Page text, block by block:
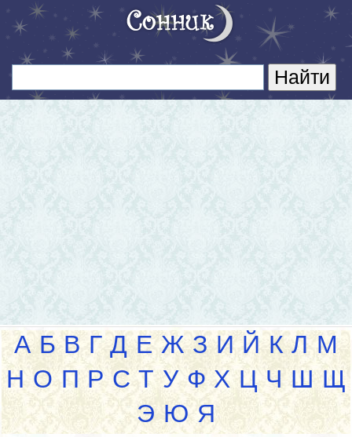
А Б В Г Д Е Ж З И Й К Л М
Н О П Р С Т У Ф Х Ц Ч Ш Щ
Э Ю Я